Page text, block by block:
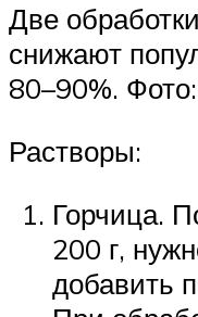
Две
снижают
80–90%.
Растворы:
Горчица.
200 г,
добавить